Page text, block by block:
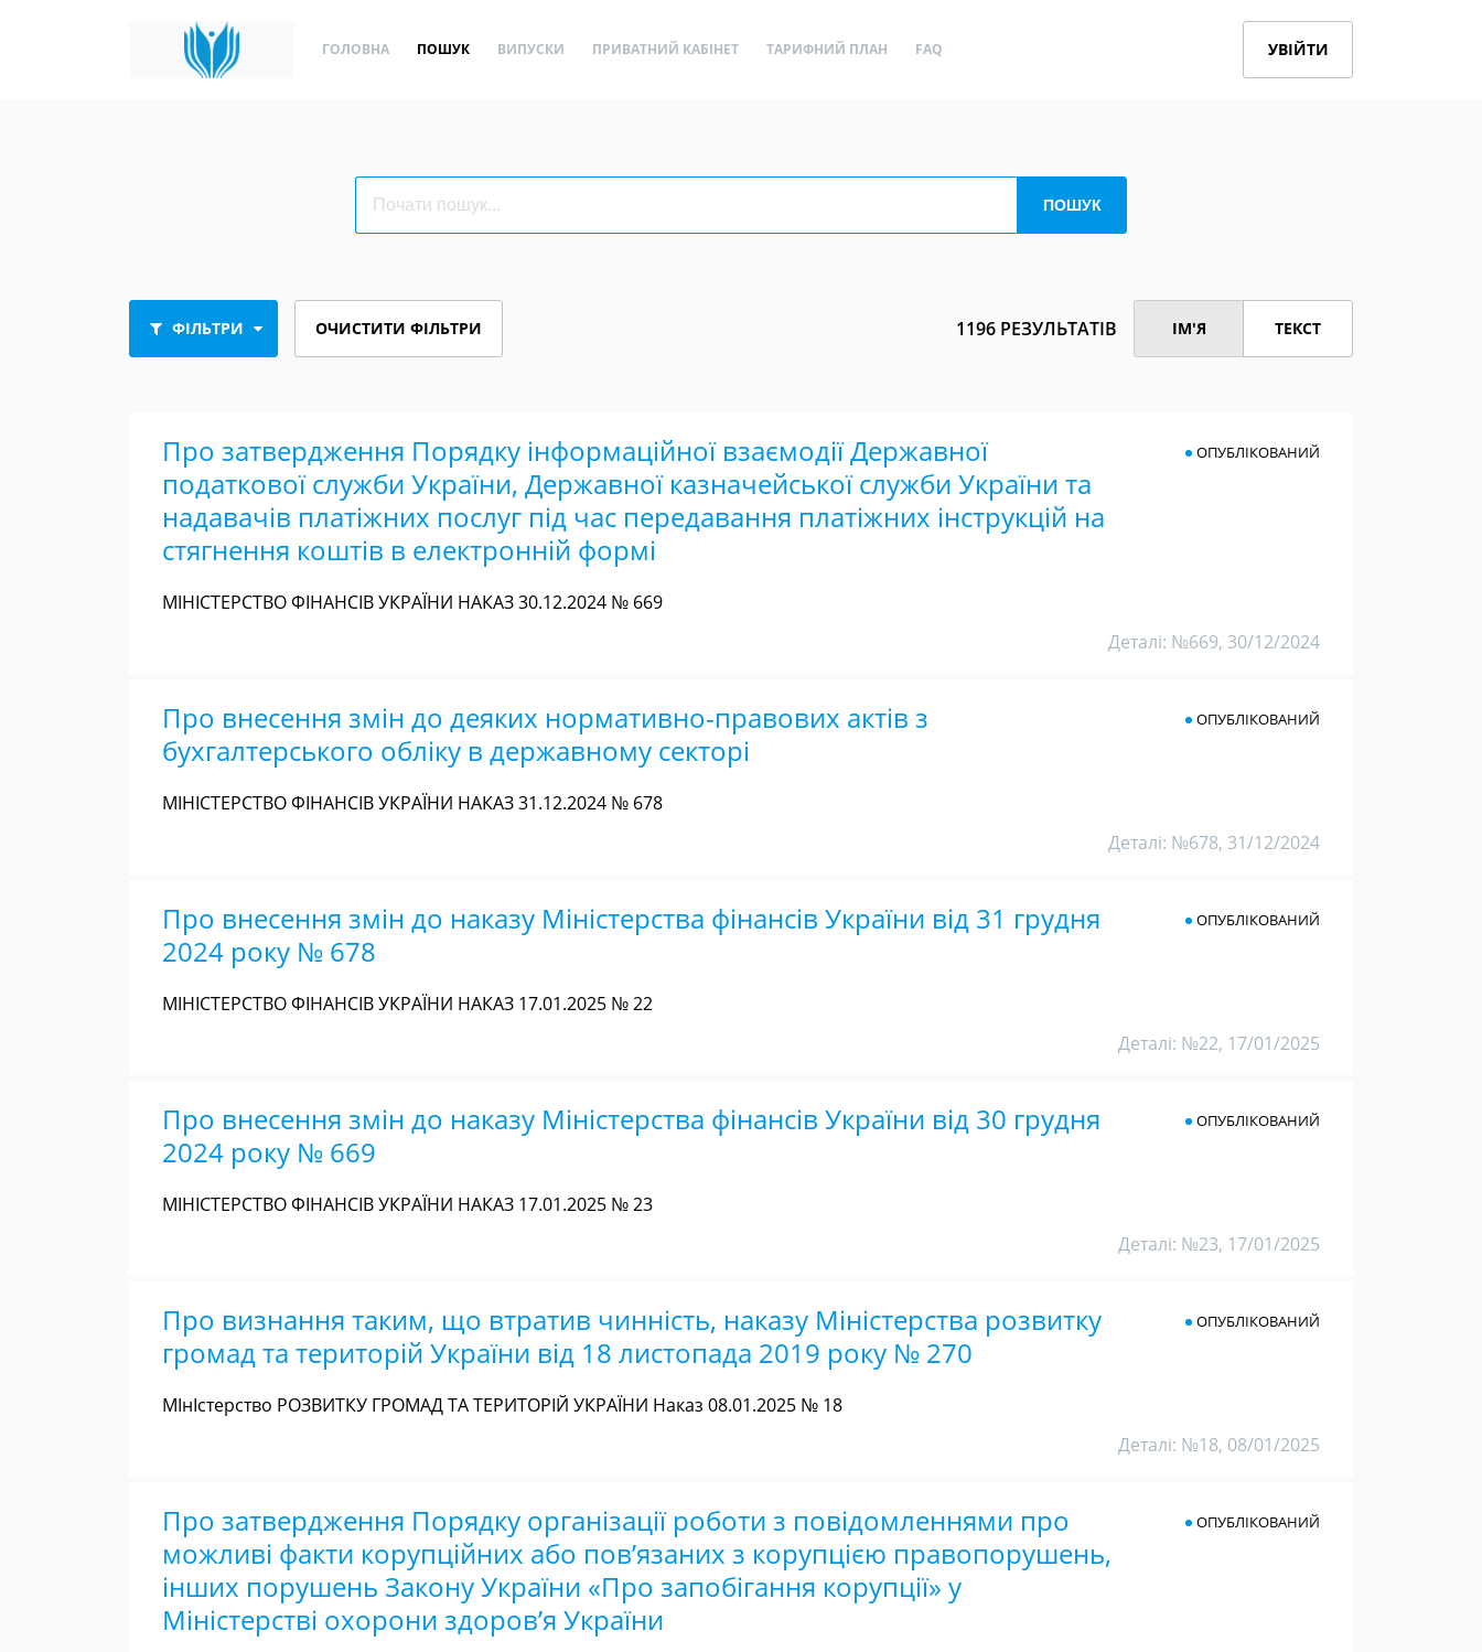
ГОЛОВНА ПОШУК ВИПУСКИ ПРИВАТНИЙ КАБІНЕТ ТАРИФНИЙ ПЛАН FAQ УВІЙТИ
ФІЛЬТРИ ОЧИСТИТИ ФІЛЬТРИ 1196 РЕЗУЛЬТАТІВ ІМ'Я ТЕКСТ
Про затвердження Порядку інформаційної взаємодії Державної
податкової служби України, Державної казначейської служби України та
надавачів платіжних послуг під час передавання платіжних інструкцій на
стягнення коштів в електронній формі
ОПУБЛІКОВАНИЙ
МІНІСТЕРСТВО ФІНАНСІВ УКРАЇНИ НАКАЗ 30.12.2024 № 669
Деталі: №669, 30/12/2024
Про внесення змін до деяких нормативно-правових актів з
бухгалтерського обліку в державному секторі
ОПУБЛІКОВАНИЙ
МІНІСТЕРСТВО ФІНАНСІВ УКРАЇНИ НАКАЗ 31.12.2024 № 678
Деталі: №678, 31/12/2024
Про внесення змін до наказу Міністерства фінансів України від 31 грудня
2024 року № 678
ОПУБЛІКОВАНИЙ
МІНІСТЕРСТВО ФІНАНСІВ УКРАЇНИ НАКАЗ 17.01.2025 № 22
Деталі: №22, 17/01/2025
Про внесення змін до наказу Міністерства фінансів України від 30 грудня
2024 року № 669
ОПУБЛІКОВАНИЙ
МІНІСТЕРСТВО ФІНАНСІВ УКРАЇНИ НАКАЗ 17.01.2025 № 23
Деталі: №23, 17/01/2025
Про визнання таким, що втратив чинність, наказу Міністерства розвитку
громад та територій України від 18 листопада 2019 року № 270
ОПУБЛІКОВАНИЙ
МІнІстерство РОЗВИТКУ ГРОМАД ТА ТЕРИТОРІЙ УКРАЇНИ Наказ 08.01.2025 № 18
Деталі: №18, 08/01/2025
Про затвердження Порядку організації роботи з повідомленнями про
можливі факти корупційних або пов’язаних з корупцією правопорушень,
інших порушень Закону України «Про запобігання корупції» у
Міністерстві охорони здоров’я України
ОПУБЛІКОВАНИЙ